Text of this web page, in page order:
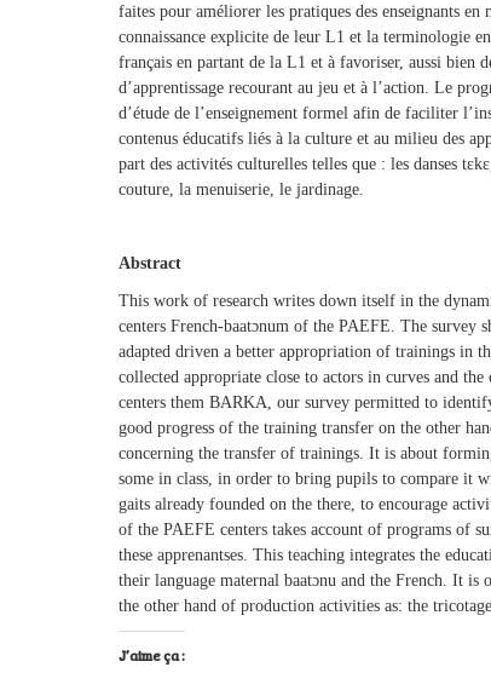
faites pour améliorer les pratiques des enseignants
connaissance explicite de leur L1 et la terminologie
français en partant de la L1 et à favoriser, aussi bien
d’apprentissage recourant au jeu et à l’action. Le
d’étude de l’enseignement formel afin de faciliter
contenus éducatifs liés à la culture et au milieu des
part des activités culturelles telles que : les danses
couture, la menuiserie, le jardinage.
Abstract
This work of research writes down itself in the
centers French-baatɔnum of the PAEFE. The survey
adapted driven a better appropriation of trainings in
collected appropriate close to actors in curves and
centers them BARKA, our survey permitted to
good progress of the training transfer on the other
concerning the transfer of trainings. It is about
some in class, in order to bring pupils to compare it
gaits already founded on the there, to encourage
of the PAEFE centers takes account of programs of
these apprenantses. This teaching integrates the
their language maternal baatɔnu and the French. It is
the other hand of production activities as: the
J’aime ça :